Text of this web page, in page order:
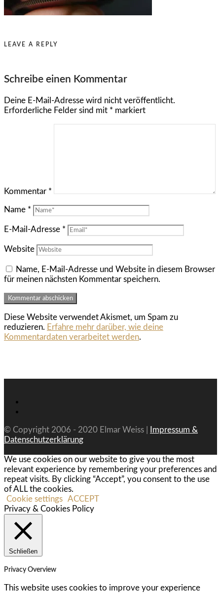
LEAVE A REPLY
Schreibe einen Kommentar
Deine E-Mail-Adresse wird nicht veröffentlicht.
Erforderliche Felder sind mit * markiert
Kommentar *
Name *
E-Mail-Adresse *
Website
Name, E-Mail-Adresse und Website in diesem Browser
für meinen nächsten Kommentar speichern.
Diese Website verwendet Akismet, um Spam zu
reduzieren. Erfahre mehr darüber, wie deine
Kommentardaten verarbeitet werden.
© Copyright 2006 - 2020 Elmar Weiss |
Impressum &
Datenschutzerklärung
We use cookies on our website to give you the most
relevant experience by remembering your preferences and
repeat visits. By clicking “Accept”, you consent to the use
of ALL the cookies.
Cookie settings ACCEPT
Privacy & Cookies Policy
Schließen
Privacy Overview
This website uses cookies to improve your experience